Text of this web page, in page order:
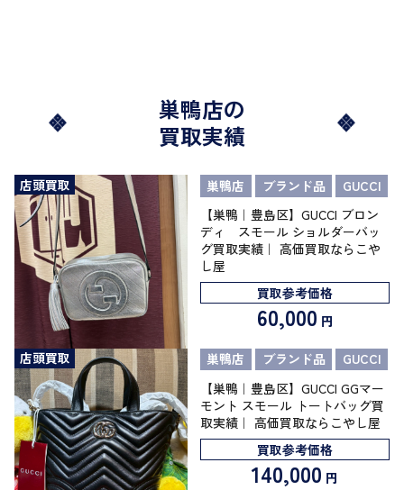
巣鴨店の
買取実績
店頭買取 巣鴨店 ブランド品
GUCCI
【巣鴨｜豊島区】GUCCI ブロン
ディ スモール ショルダーバッ
グ買取実績｜ 高価買取ならこや
し屋
買取参考価格
60,000 円
店頭買取 巣鴨店 ブランド品
GUCCI
【巣鴨｜豊島区】GUCCI GGマー
モント スモール トートバッグ買
取実績｜ 高価買取ならこやし屋
買取参考価格
140,000 円